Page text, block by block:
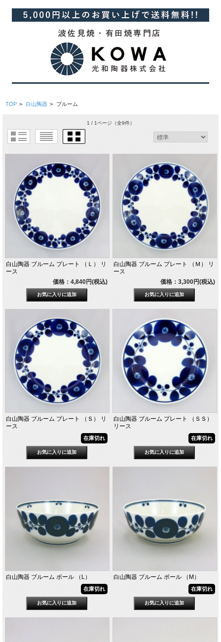
TOP > 白山陶器 > ブルーム
1 / 1ページ（全9件）
白山陶器 ブルーム プレート （Ｌ） リ
ース
価格：4,840円(税込)
白山陶器 ブルーム プレート （Ｍ） リ
ース
価格：3,300円(税込)
白山陶器 ブルーム プレート （Ｓ） リ
ース
在庫切れ
白山陶器 ブルーム プレート （ＳＳ）
リース
在庫切れ
白山陶器 ブルーム ボール （L）
在庫切れ
白山陶器 ブルーム ボール （M）
在庫切れ